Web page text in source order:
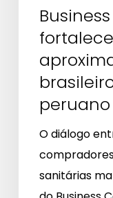
brasileiros
mercado
peruano
peruano
O diálogo
sanitárias